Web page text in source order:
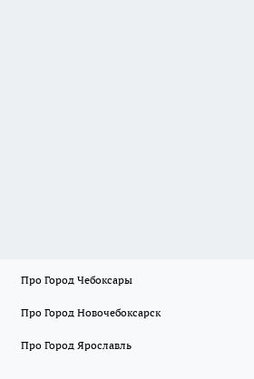
Про Город Чебоксары
Про Город Новочебоксарск
Про Город Ярославль